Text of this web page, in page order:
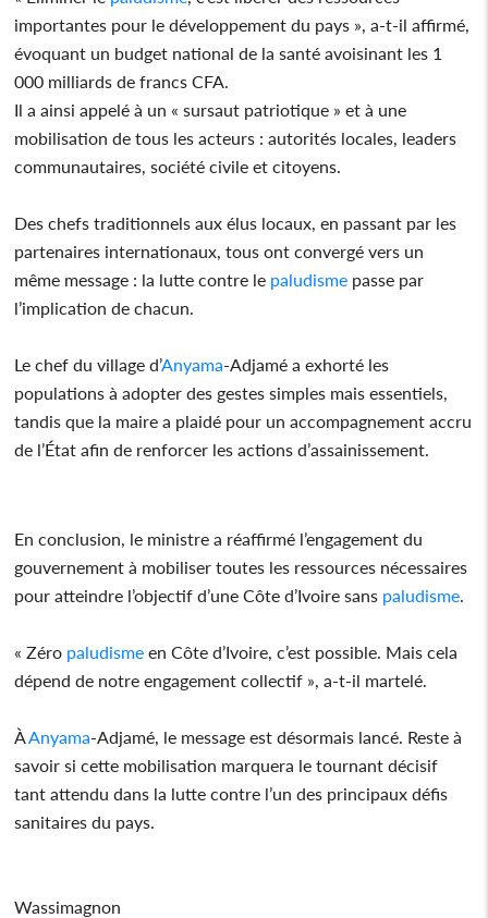
importantes pour le développement du pays », a-t-il affirmé,
évoquant un budget national de la santé avoisinant les 1
000 milliards de francs CFA.
Il a ainsi appelé à un « sursaut patriotique » et à une
mobilisation de tous les acteurs : autorités locales, leaders
communautaires, société civile et citoyens.
Des chefs traditionnels aux élus locaux, en passant par les
partenaires internationaux, tous ont convergé vers un
même message : la lutte contre le paludisme passe par
l’implication de chacun.
Le chef du village d’Anyama-Adjamé a exhorté les
populations à adopter des gestes simples mais essentiels,
tandis que la maire a plaidé pour un accompagnement accru
de l’État afin de renforcer les actions d’assainissement.
En conclusion, le ministre a réaffirmé l’engagement du
gouvernement à mobiliser toutes les ressources nécessaires
pour atteindre l’objectif d’une Côte d’Ivoire sans paludisme.
« Zéro paludisme en Côte d’Ivoire, c’est possible. Mais cela
dépend de notre engagement collectif », a-t-il martelé.
ÀAnyama-Adjamé, le message est désormais lancé. Reste à
savoir si cette mobilisation marquera le tournant décisif
tant attendu dans la lutte contre l’un des principaux défis
sanitaires du pays.
Wassimagnon